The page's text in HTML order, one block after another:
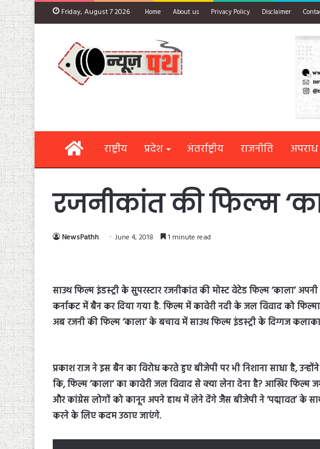
Friday, August 7 2026 Home About us Privacy Policy Disclaimer
Homeराष्ट्रीय प्रदेश अंतर्राष्ट्रीय राजनीति अपराध
रजनीकांत की फिल्म
NewsPathh June 4, 2018 1 minute read
साउथ फिल्म इंडस्ट्री के सुपरस्टार रजनीकांत की मोस्ट वेटेड फिल्म ‘काला’
कर्नाकट में बैन कर दिया गया है. फिल्म में कावेरी नदी के जल विवाद को
अब रजनी की फिल्म ‘काला’ के बचाव में साउथ फिल्म इंडस्ट्री के दिग्गज
प्रकाश राज ने इस बैन का विरोध करते हुए बीजेपी पर भी निशाना साधा है,
कि, फिल्म ‘काला’ का कावेरी जल विवाद से क्या लेना देना है? आखिर फिल्म
और कांग्रेस लोगों को कानून अपने हाथ में लेने देंगे जैस बीजेपी ने ‘पद्मावत’ के
करने के लिए कदम उठाए जाएंगे.